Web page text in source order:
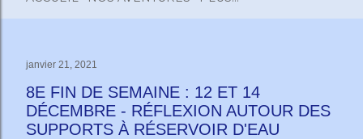
janvier 21, 2021
8E FIN DE SEMAINE : 12 ET 14
DÉCEMBRE - RÉFLEXION AUTOUR DES
SUPPORTS À RÉSERVOIR D'EAU